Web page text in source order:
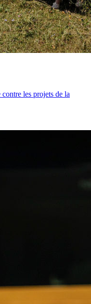
les projets de la